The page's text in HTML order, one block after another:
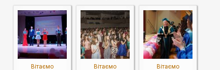
Вітаємо
Вітаємо
Вітаємо